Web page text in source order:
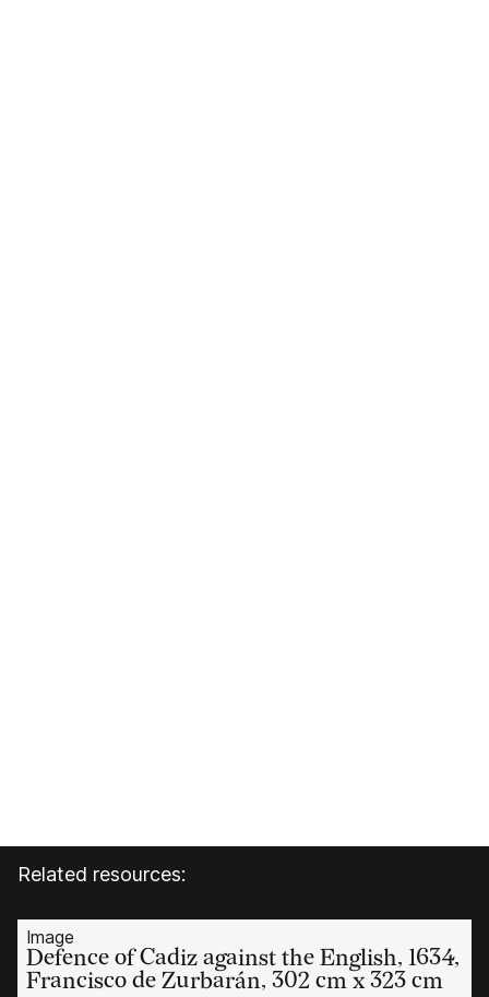
Related resources:
Image
Defence of Cadiz against the English, 1634,
Francisco de Zurbarán, 302 cm x 323 cm